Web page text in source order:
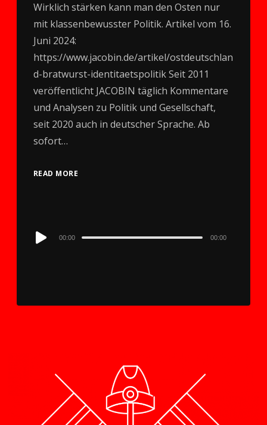
Wirklich stärken kann man den Osten nur
mit klassenbewusster Politik. Artikel vom 16.
Juni 2024:
https://www.jacobin.de/artikel/ostdeutschlan
d-bratwurst-identitaetspolitik Seit 2011
veröffentlicht JACOBIN täglich Kommentare
und Analysen zu Politik und Gesellschaft,
seit 2020 auch in deutscher Sprache. Ab
sofort…
READ MORE
Audio
00:00 00:00